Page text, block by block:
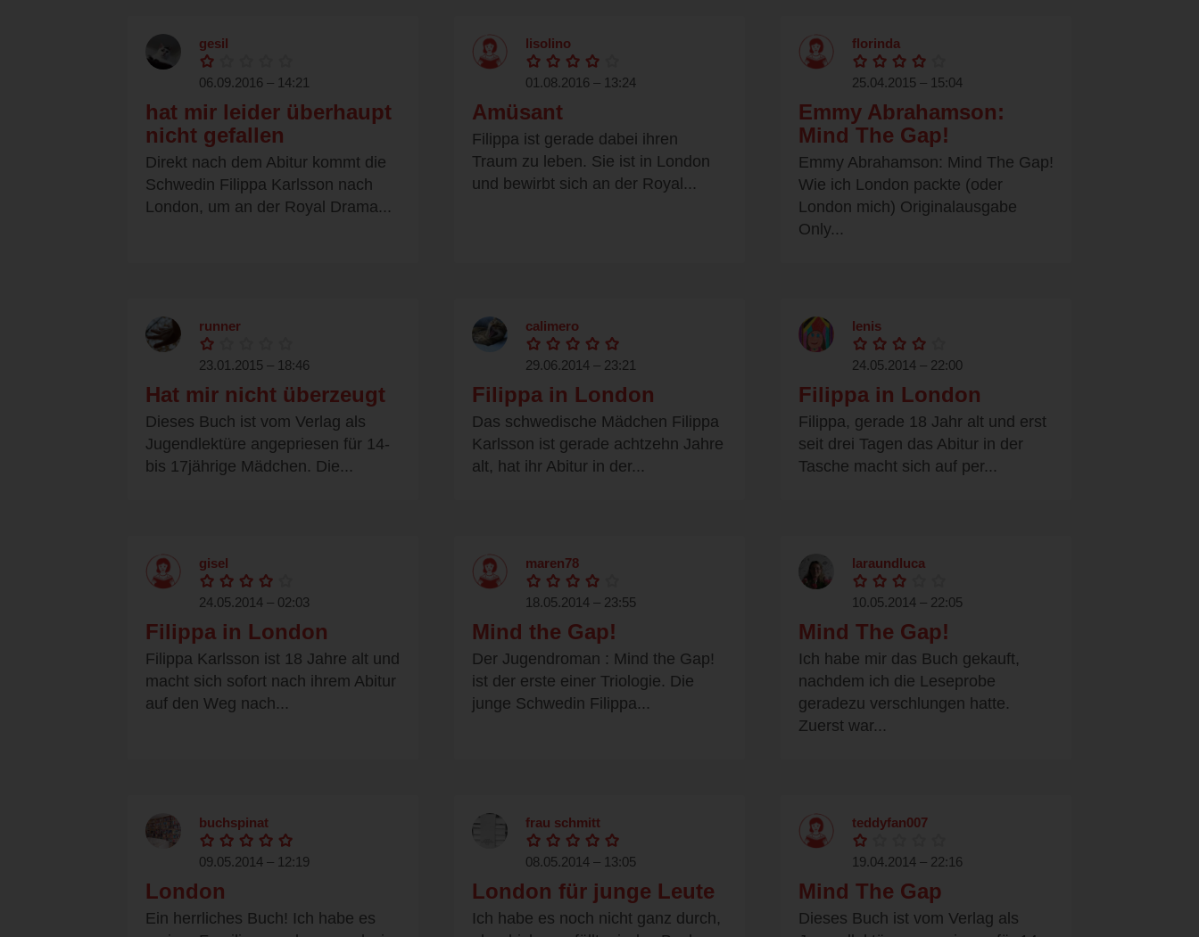
gesil
06.09.2016 – 14:21
hat mir leider überhaupt
nicht gefallen
Direkt nach dem Abitur kommt die
Schwedin Filippa Karlsson nach
London, um an der Royal Drama...
lisolino
01.08.2016 – 13:24
Amüsant
Filippa ist gerade dabei ihren
Traum zu leben. Sie ist in London
und bewirbt sich an der Royal...
florinda
25.04.2015 – 15:04
Emmy Abrahamson:
Mind The Gap!
Emmy Abrahamson: Mind The Gap!
Wie ich London packte (oder
London mich) Originalausgabe
Only...
runner
23.01.2015 – 18:46
Hat mir nicht überzeugt
Dieses Buch ist vom Verlag als
Jugendlektüre angepriesen für 14-
bis 17jährige Mädchen. Die...
calimero
29.06.2014 – 23:21
Filippa in London
Das schwedische Mädchen Filippa
Karlsson ist gerade achtzehn Jahre
alt, hat ihr Abitur in der...
lenis
24.05.2014 – 22:00
Filippa in London
Filippa, gerade 18 Jahr alt und erst
seit drei Tagen das Abitur in der
Tasche macht sich auf per...
gisel
24.05.2014 – 02:03
Filippa in London
Filippa Karlsson ist 18 Jahre alt und
macht sich sofort nach ihrem Abitur
auf den Weg nach...
maren78
18.05.2014 – 23:55
Mind the Gap!
Der Jugendroman : Mind the Gap!
ist der erste einer Triologie. Die
junge Schwedin Filippa...
laraundluca
10.05.2014 – 22:05
Mind The Gap!
Ich habe mir das Buch gekauft,
nachdem ich die Leseprobe
geradezu verschlungen hatte.
Zuerst war...
buchspinat
09.05.2014 – 12:19
London
Ein herrliches Buch! Ich habe es
frau schmitt
08.05.2014 – 13:05
London für junge Leute
Ich habe es noch nicht ganz durch,
teddyfan007
19.04.2014 – 22:16
Mind The Gap
Dieses Buch ist vom Verlag als